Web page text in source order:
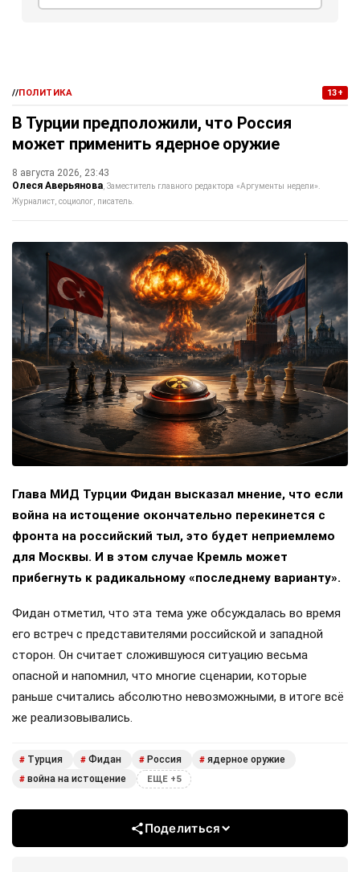
//ПОЛИТИКА 13+
В Турции предположили, что Россия
может применить ядерное оружие
8 августа 2026, 23:43
Олеся Аверьянова Заместитель главного редактора «Аргументы недели».
Журналист, социолог, писатель.
Глава МИД Турции Фидан высказал мнение, что если
война на истощение окончательно перекинется с
фронта на российский тыл, это будет неприемлемо
для Москвы. И в этом случае Кремль может
прибегнуть к радикальному «последнему варианту».
Фидан отметил, что эта тема уже обсуждалась во время
его встреч с представителями российской и западной
сторон. Он считает сложившуюся ситуацию весьма
опасной и напомнил, что многие сценарии, которые
раньше считались абсолютно невозможными, в итоге всё
же реализовывались.
# Турция # Фидан # Россия # ядерное оружие
# война на истощение ЕЩЕ +5
Поделиться